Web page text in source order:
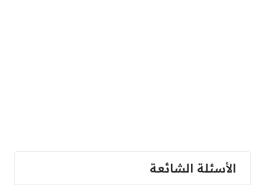
الأسئلة الشائعة